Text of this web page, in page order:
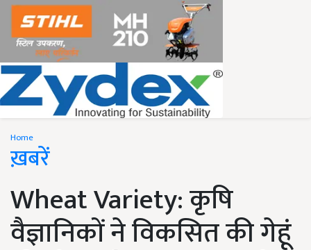
Home
ख़बरें
Wheat Variety: कृषि
वैज्ञानिकों ने विकसित की गेहूं